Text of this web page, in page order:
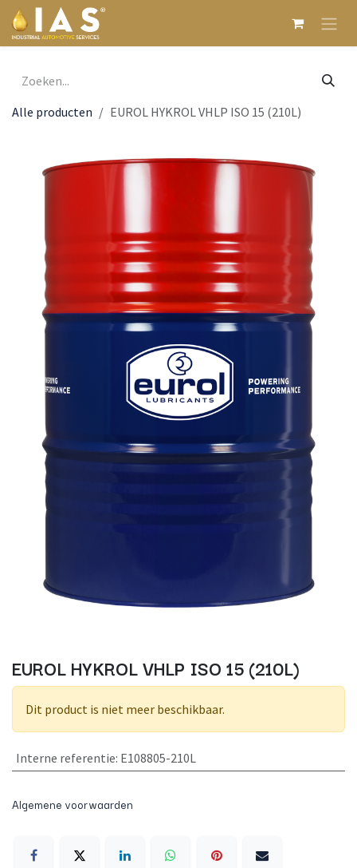
Overslaan naar inhoud
Alle producten EUROL HYKROL VHLP ISO 15 (210L)
EUROL HYKROL VHLP ISO 15 (210L)
Dit product is niet meer beschikbaar.
Interne referentie: E108805-210L
Algemene voorwaarden